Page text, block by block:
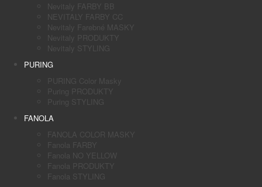
Nevitaly FARBY BB
NEVITALY FARBY CC
Nevitaly Farebné MASKY
Nevitaly PRODUKTY
Nevitaly STYLING
PURING
PURING Color Masky
Puring PRODUKTY
Puring STYLING
FANOLA
FANOLA COLOR MASKY
Fanola FARBY
Fanola NO YELLOW
Fanola PRODUKTY
Fanola STYLING